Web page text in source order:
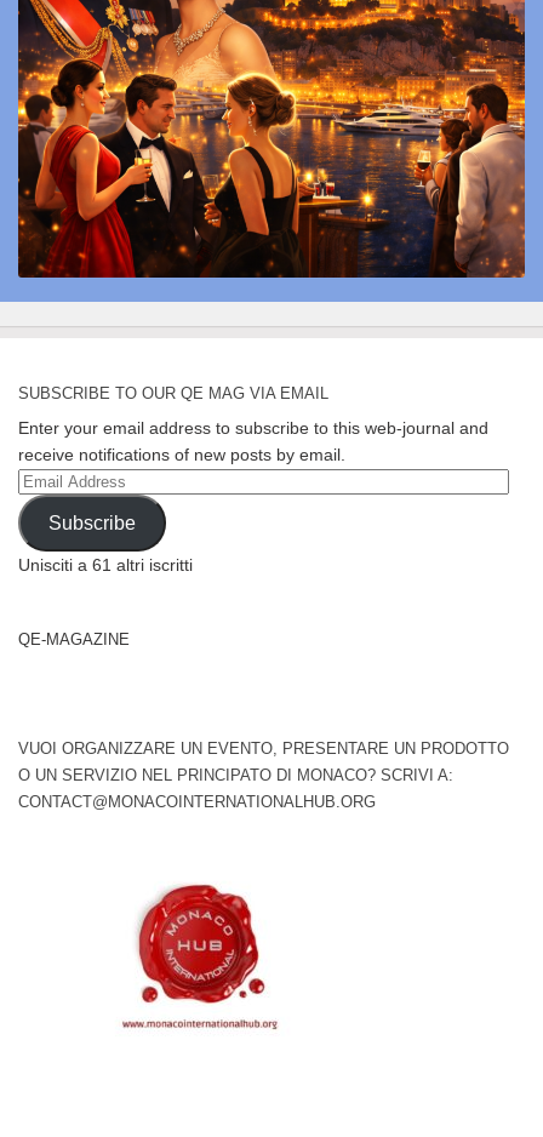
SUBSCRIBE TO OUR QE MAG VIA EMAIL
Enter your email address to subscribe to this web-journal and
receive notifications of new posts by email.
Email
Address
Subscribe
Unisciti a 61 altri iscritti
QE-MAGAZINE
VUOI ORGANIZZARE UN EVENTO, PRESENTARE UN PRODOTTO
O UN SERVIZIO NEL PRINCIPATO DI MONACO? SCRIVI A:
CONTACT@MONACOINTERNATIONALHUB.ORG